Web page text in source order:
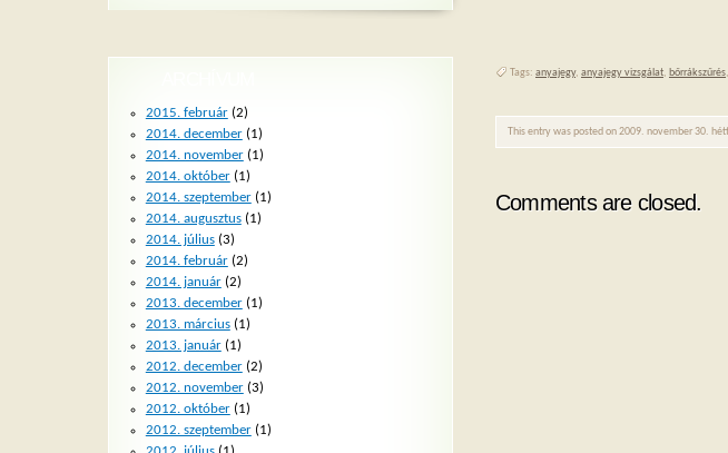
Tags: anyajegy, anyajegy vizsgálat, bőrrákszűrés,
This entry was posted on 2009. november 30.
Comments are closed.
2015. február(2)
2014. december(1)
2014. november(1)
2014. október(1)
2014. szeptember(1)
2014. augusztus(1)
2014. július(3)
2014. február(2)
2014. január(2)
2013. december(1)
2013. március(1)
2013. január(1)
2012. december(2)
2012. november(3)
2012. október(1)
2012. szeptember(1)